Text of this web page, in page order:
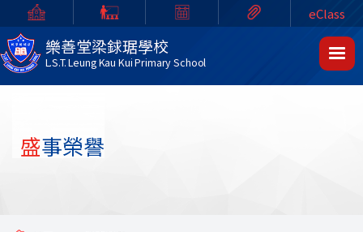
樂善堂梁銶琚學校
L.S.T. Leung Kau Kui Primary School
eClass
盛事榮譽